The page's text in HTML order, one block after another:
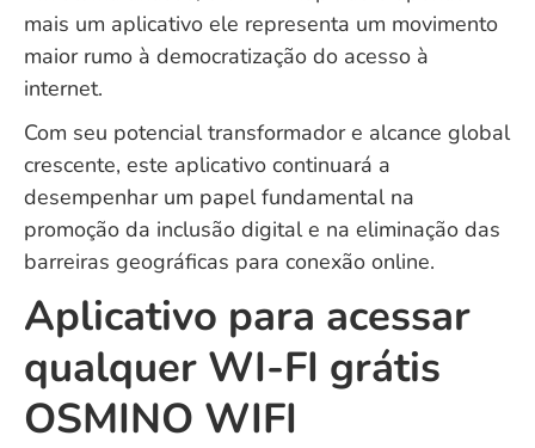
mais um aplicativo ele representa um movimento
maior rumo à democratização do acesso à
internet.
Com seu potencial transformador e alcance global
crescente, este aplicativo continuará a
desempenhar um papel fundamental na
promoção da inclusão digital e na eliminação das
barreiras geográficas para conexão online.
Aplicativo para acessar
qualquer WI-FI grátis
OSMINO WIFI